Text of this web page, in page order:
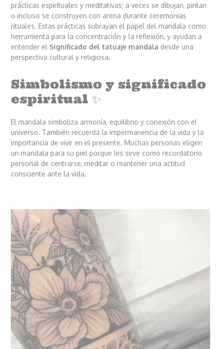
prácticas espirituales y meditativas; a veces se dibujan, pintan
o incluso se construyen con arena durante ceremonias
rituales. Estas prácticas subrayan el papel del mandala como
herramienta para la concentración y la reflexión, y ayudan a
entender el Significado del tatuaje mandala desde una
perspectiva cultural y religiosa.
Simbolismo y significado
espiritual ✨
El mandala simboliza armonía, equilibrio y conexión con el
universo. También recuerda la impermanencia de la vida y la
importancia de vivir en el presente. Muchas personas eligen
un mandala para su piel porque les sirve como recordatorio
personal de centrarse, meditar o mantener una actitud
consciente ante la vida.